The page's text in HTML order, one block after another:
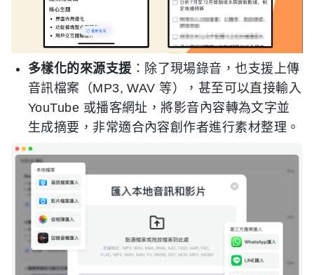
多樣化的來源支援 ：除了現場錄音，也支援上傳
音訊檔案（MP3, WAV 等），甚至可以直接輸入
YouTube 或播客網址，將影音內容轉為文字並
生成摘要，非常適合內容創作者進行素材整理。